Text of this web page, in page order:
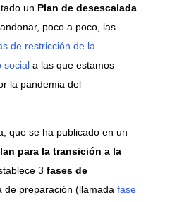
un Plan de desescalada
poco a poco, las
de restricción de la
social a las que estamos
la pandemia del
que se ha publicado en un
para la transición a la
3 fases de
de preparación (llamada fase